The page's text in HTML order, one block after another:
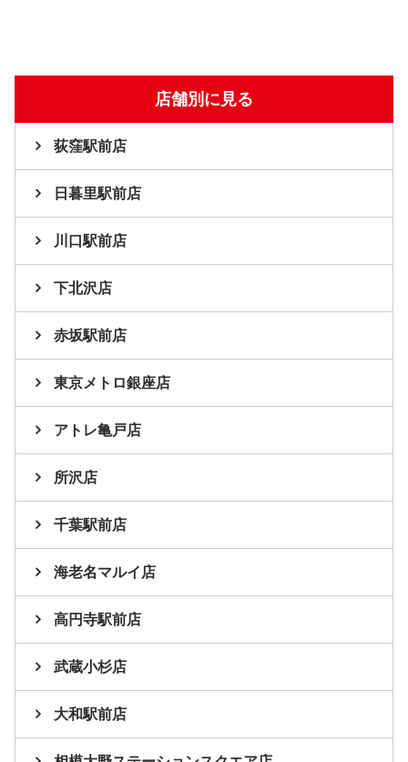
店舗別に見る
荻窪駅前店
日暮里駅前店
川口駅前店
下北沢店
赤坂駅前店
東京メトロ銀座店
アトレ亀戸店
所沢店
千葉駅前店
海老名マルイ店
高円寺駅前店
武蔵小杉店
大和駅前店